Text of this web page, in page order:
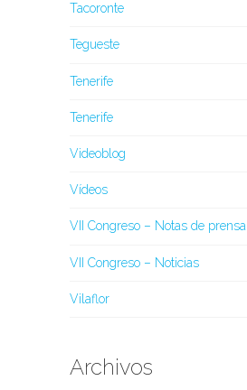
Tacoronte
Tegueste
Tenerife
Tenerife
Videoblog
Vídeos
VII Congreso – Notas de prensa
VII Congreso – Noticias
Vilaflor
Archivos